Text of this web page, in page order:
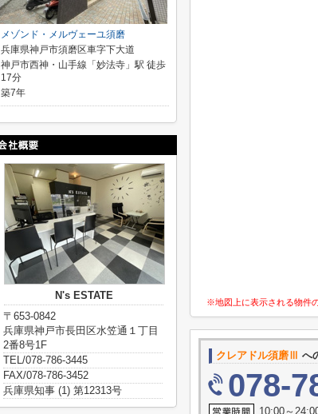
※地図上に表示される物件
クレアドル須磨Ⅲ へ
078-
10:00～
メゾンド・メルヴェーユ須磨
兵庫県神戸市須磨区車字下大道
神戸市西神・山手線「妙法寺」駅 徒歩
17分
築7年
N's ESTATE
〒653-0842
兵庫県神戸市長田区水笠通１丁目
2番8号1F
TEL/078-786-3445
FAX/078-786-3452
兵庫県知事 (1) 第12313号